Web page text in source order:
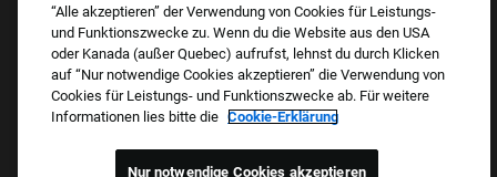
Kultur & Werte
Unsere Marken
Unternehmen
FAQ – Häufig gestellte Fragen
“Alle akzeptieren” der Verwendung von Cookies für Leistungs-
und Funktionszwecke zu. Wenn du die Website aus den USA
oder Kanada (außer Quebec) aufrufst, lehnst du durch Klicken
auf “Nur notwendige Cookies akzeptieren” die Verwendung von
Cookies für Leistungs- und Funktionszwecke ab. Für weitere
Informationen lies bitte die Cookie-Erklärung
Nur notwendige Cookies akzeptieren